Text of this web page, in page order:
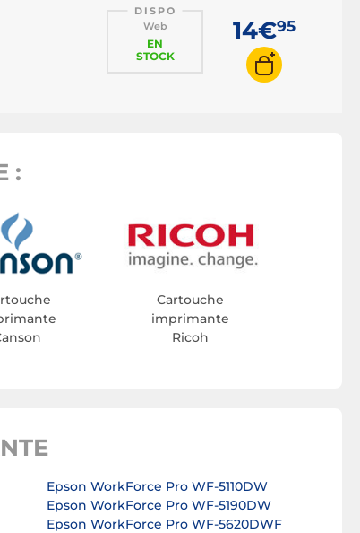
DISPO
Web
EN
STOCK
14€95
:
Cartouche
imprimante
Ricoh
Epson WorkForce Pro WF-5110DW
Epson WorkForce Pro WF-5190DW
Epson WorkForce Pro WF-5620DWF